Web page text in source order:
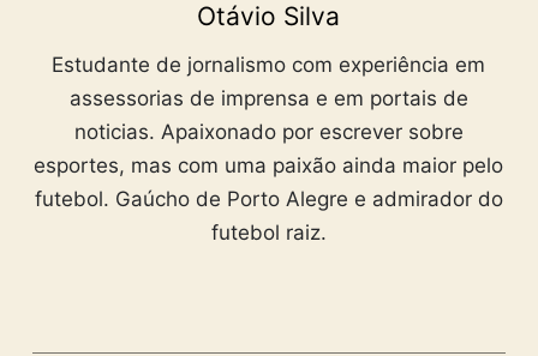
Otávio Silva
Estudante de jornalismo com experiência em
assessorias de imprensa e em portais de
noticias. Apaixonado por escrever sobre
esportes, mas com uma paixão ainda maior pelo
futebol. Gaúcho de Porto Alegre e admirador do
futebol raiz.